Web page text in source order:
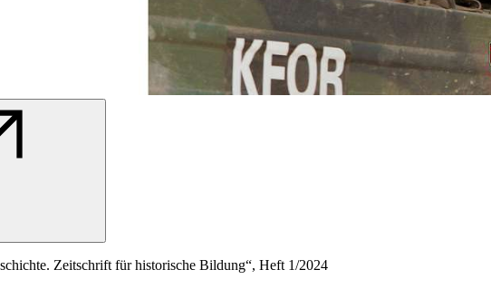
Zeitschrift für historische Bildung“, Heft 1/2024